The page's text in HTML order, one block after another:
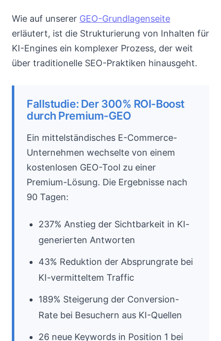
Wie auf unserer GEO-Grundlagenseite
erläutert, ist die Strukturierung von Inhalten für
KI-Engines ein komplexer Prozess, der weit
über traditionelle SEO-Praktiken hinausgeht.
Fallstudie: Der 300% ROI-Boost
durch Premium-GEO
Ein mittelständisches E-Commerce-
Unternehmen wechselte von einem
kostenlosen GEO-Tool zu einer
Premium-Lösung. Die Ergebnisse nach
90 Tagen:
237% Anstieg der Sichtbarkeit in KI-
generierten Antworten
43% Reduktion der Absprungrate bei
KI-vermitteltem Traffic
189% Steigerung der Conversion-
Rate bei Besuchern aus KI-Quellen
26 neue Keywords in Position 1 bei